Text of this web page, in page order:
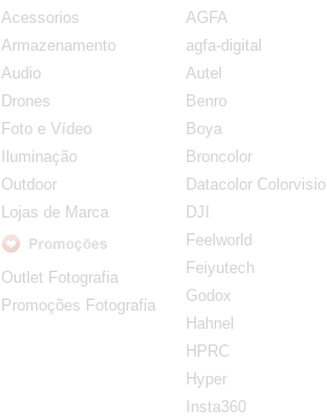
Acessorios
Armazenamento
Audio
Drones
Foto e Vídeo
Iluminação
Outdoor
Lojas de Marca
Outlet Fotografia
Promoções Fotografia
AGFA
agfa-digital
Autel
Benro
Boya
Broncolor
Datacolor
DJI
Feelworld
Feiyutech
Godox
Hahnel
HPRC
Hyper
Insta360